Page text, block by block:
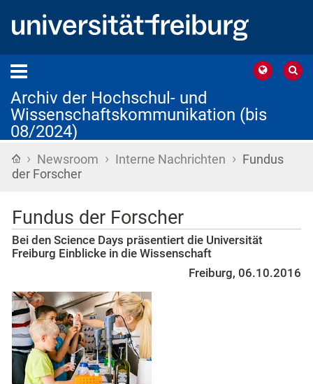
Archiv der Hochschul- und
Wissenschaftskommunikation (bis
08/2024)
Startseite
› Newsroom › Interne Nachrichten › Fundus
der Forscher
Fundus der Forscher
Bei den Science Days präsentiert die Universität
Freiburg Einblicke in die Wissenschaft
Freiburg, 06.10.2016